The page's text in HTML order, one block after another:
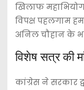
खिलाफ
विपक्ष पहलगाम
अनिल चौहान के
विशेष सत्र की
कांग्रेस ने सरकार